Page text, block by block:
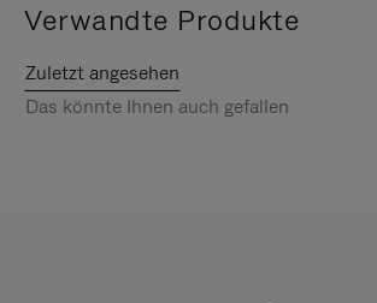
Verwandte Produkte
Zuletzt angesehen
Das könnte Ihnen auch gefallen